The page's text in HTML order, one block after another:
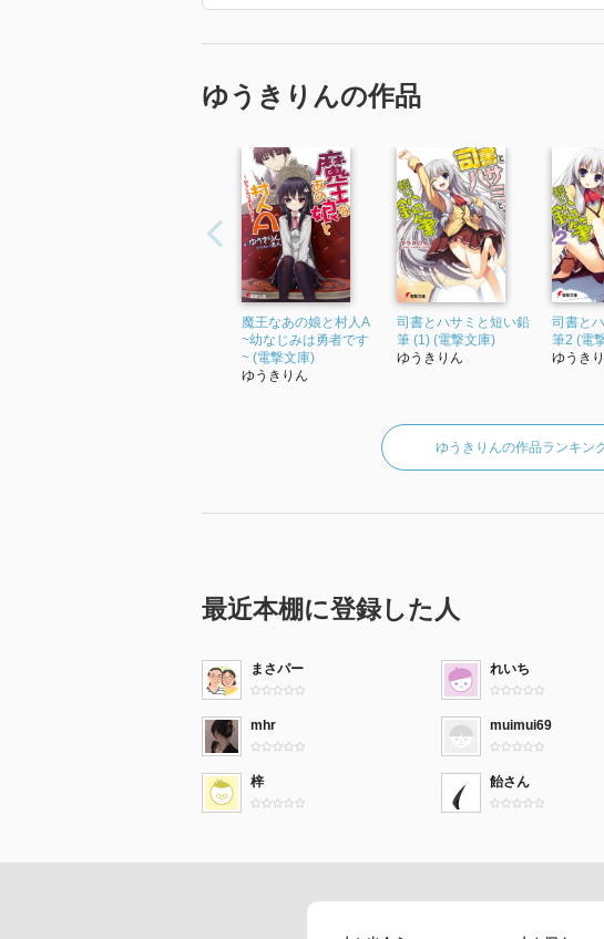
ゆうきりんの作品
魔王なあの娘と村人A
~幼なじみは勇者です
~ (電撃文庫)
ゆうきりん
司書とハサミと短い鉛
筆 (1) (電撃文庫)
ゆうきりん
司書と
筆2 (電
ゆうき
ゆうきりんの作品ランキン
最近本棚に登録した人
まさパー れいち
mhr muimui69
梓 飴さん